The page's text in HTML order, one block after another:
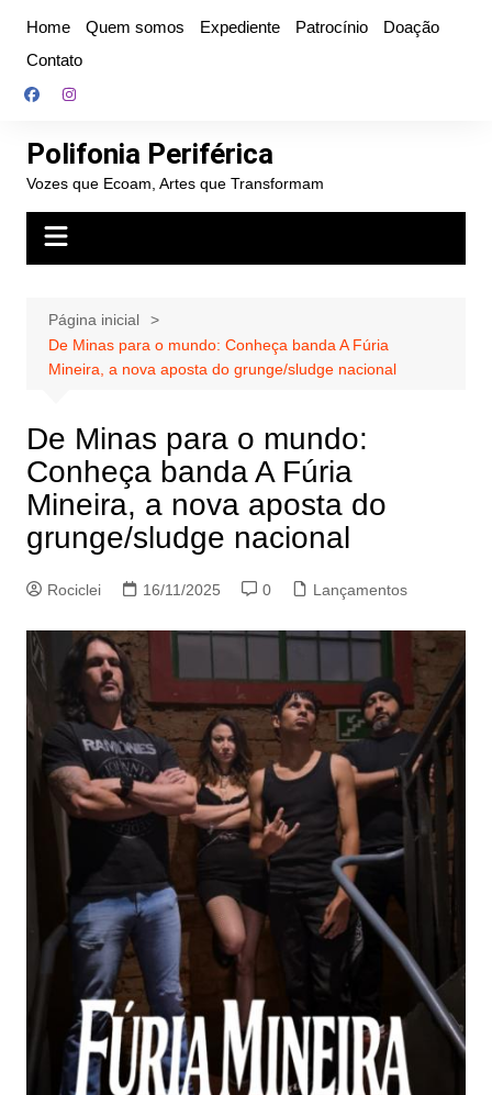
conteúdo
Home Quem somos Expediente Patrocínio
Doação
Contato
Polifonia Periférica
Vozes que Ecoam, Artes que Transformam
Página inicial
De Minas para o mundo: Conheça banda A Fúria
Mineira, a nova aposta do grunge/sludge nacional
De Minas para o mundo:
Conheça banda A Fúria
Mineira, a nova aposta do
grunge/sludge nacional
Rociclei 16/11/2025 0 Lançamentos